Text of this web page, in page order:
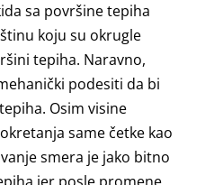
sa površine tepiha
koju su okrugle
tepiha. Naravno,
podesiti da bi
Osim visine
same četke kao
smera je jako bitno